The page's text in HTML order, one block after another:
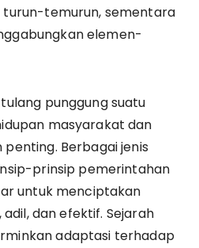
temurun, sementara
elemen-
punggung suatu
masyarakat dan
Berbagai jenis
prinsip pemerintahan
untuk menciptakan
dan efektif. Sejarah
adaptasi terhadap